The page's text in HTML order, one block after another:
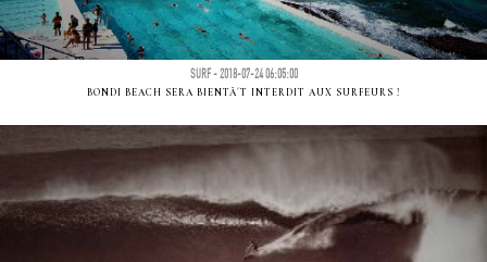
SURF - 2018-07-24 06:05:00
BONDI BEACH SERA BIENTÃ´T INTERDIT AUX SURFEURS !